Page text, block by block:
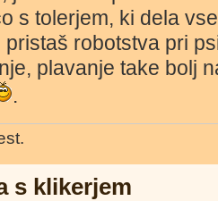
s tolerjem, ki dela
robotstva pri
plavanje take bolj
.
s klikerjem